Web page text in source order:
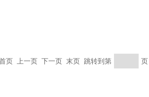
页 上一页 下一页 末页 跳转到第 页